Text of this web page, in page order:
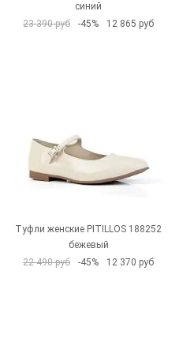
синий
23 390 руб
-45% 12 865 руб
Туфли женские PITILLOS 188252
бежевый
22 490 руб
-45% 12 370 руб